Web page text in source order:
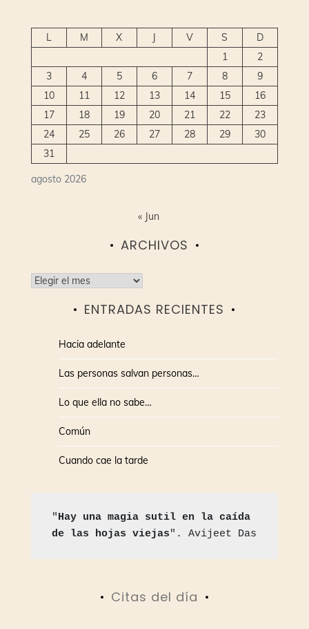
agosto 2026
L M X J V S
D
1
2
3
4 5 6 7 8
9
10
11 12 13 14 15
16
17
18 19 20 21 22
23
24
25 26 27 28 29
30
31
« Jun
ARCHIVOS
Archivos
ENTRADAS RECIENTES
Hacia adelante
Las personas salvan personas…
Lo que ella no sabe…
Común
Cuando cae la tarde
"Hay una magia sutil en la caída
de las hojas viejas". Avijeet Das
Citas del día